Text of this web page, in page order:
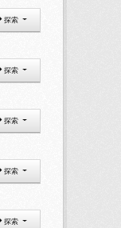
探索
探索
探索
探索
探索